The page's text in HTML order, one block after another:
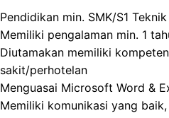
Pendidikan min. SMK/S1
Memiliki pengalaman min. 1
Diutamakan memiliki
sakit/perhotelan
Menguasai Microsoft Word &
Memiliki komunikasi yang